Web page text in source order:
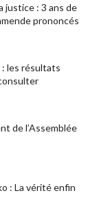
justice : 3 ans de
prononcés
: les résultats
de l’Assemblée
: La vérité enfin